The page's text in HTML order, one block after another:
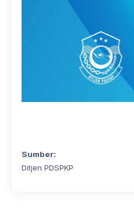
Sumber:
Ditjen PDSPKP